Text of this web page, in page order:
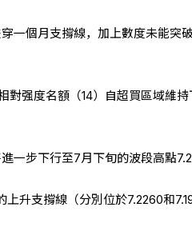
一個月支撐線，加上數度未能突
對强度名額（14）自超買區域維
一步下行至7月下旬的波段高點
升支撐線（分別位於7.2260和